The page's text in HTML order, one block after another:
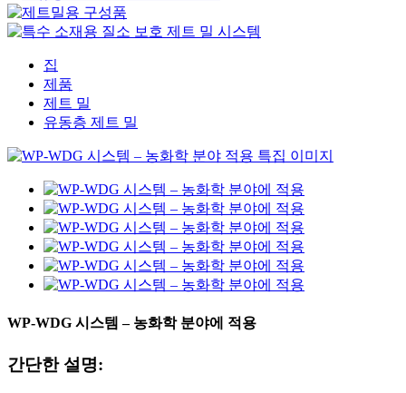
집
제품
제트 밀
유동층 제트 밀
WP-WDG 시스템 – 농화학 분야에 적용
간단한 설명: